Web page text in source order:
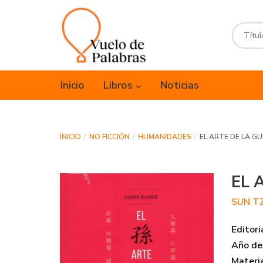
Inicio Libros Noticias
INICIO NO FICCIÓN HUMANIDADES EL ARTE DE LA
EL
SUN
Año